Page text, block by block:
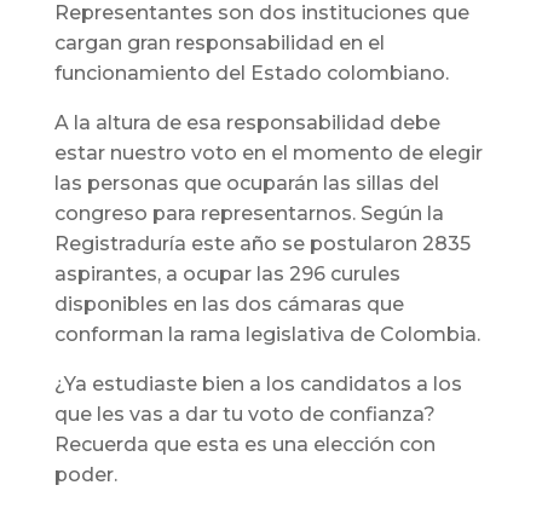
Representantes son dos instituciones que
cargan gran responsabilidad en el
funcionamiento del Estado colombiano.
A la altura de esa responsabilidad debe
estar nuestro voto en el momento de elegir
las personas que ocuparán las sillas del
congreso para representarnos. Según la
Registraduría este año se postularon 2835
aspirantes, a ocupar las 296 curules
disponibles en las dos cámaras que
conforman la rama legislativa de Colombia.
¿Ya estudiaste bien a los candidatos a los
que les vas a dar tu voto de confianza?
Recuerda que esta es una elección con
poder.